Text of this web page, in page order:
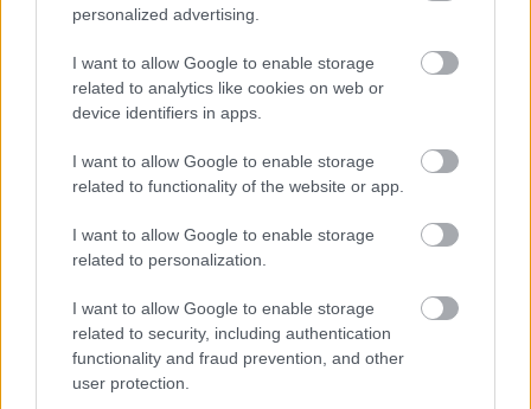
personalized advertising.
I want to allow Google to enable storage
related to analytics like cookies on web or
device identifiers in apps.
I want to allow Google to enable storage
related to functionality of the website or app.
I want to allow Google to enable storage
related to personalization.
I want to allow Google to enable storage
related to security, including authentication
functionality and fraud prevention, and other
user protection.
Kortyok
A 2023-AS NEMZETKÖZI MERLOT VERSENY
EREDMÉNYE FIGYELMEZTETŐ JEL A
MAGYAROKNAK
A világ legnagyobb szakemberei teszteltek és pontoztak
merlot borokat. A díjazott tételek listája és az indoklás igen
beszédes a jövőt illetően.